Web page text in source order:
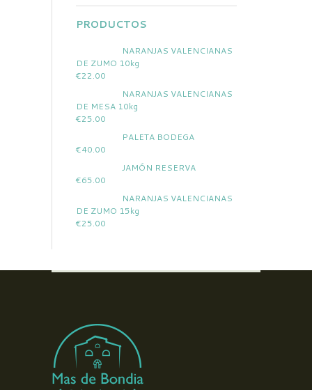
PRODUCTOS
NARANJAS VALENCIANAS
DE ZUMO 10kg
€22.00
NARANJAS VALENCIANAS
DE MESA 10kg
€25.00
PALETA BODEGA
€40.00
JAMÓN RESERVA
€65.00
NARANJAS VALENCIANAS
DE ZUMO 15kg
€25.00